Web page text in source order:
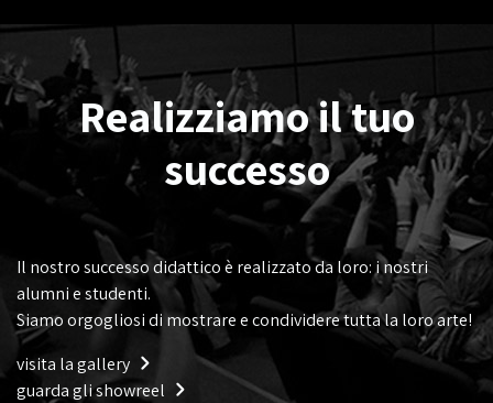
Realizziamo il tuo
successo
Il nostro successo didattico è realizzato da loro: i nostri
alumni e studenti.
Siamo orgogliosi di mostrare e condividere tutta la loro arte!
visita la gallery
guarda gli showreel